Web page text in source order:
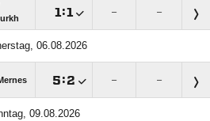
: – –
06.08.2026
: – –
09.08.2026